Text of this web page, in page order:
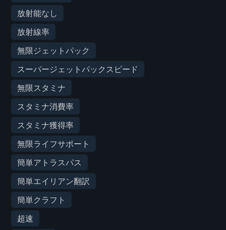
放射能なし
放射線率
無限ジェットパック
スーパージェットパックスピード
無限スタミナ
スタミナ消費率
スタミナ獲得率
無限ライフサポート
簡単アトラスパス
簡単エイリアン翻訳
簡単クラフト
超速